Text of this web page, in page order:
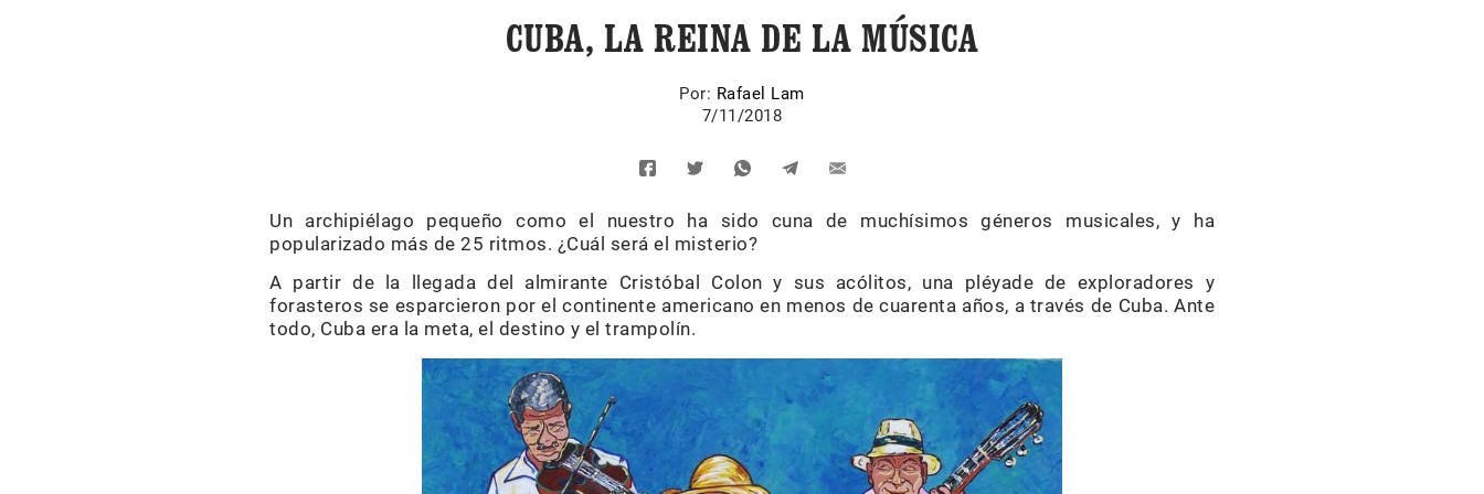
CUBA, LA REINA DE LA MÚSICA
Por: Rafael Lam
7/11/2018
Un archipiélago pequeño como el nuestro ha sido cuna de muchísimos géneros musicales, y ha
popularizado más de 25 ritmos. ¿Cuál será el misterio?
A partir de la llegada del almirante Cristóbal Colon y sus acólitos, una pléyade de exploradores y
forasteros se esparcieron por el continente americano en menos de cuarenta años, a través de Cuba. Ante
todo, Cuba era la meta, el destino y el trampolín.